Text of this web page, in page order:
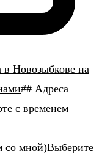
в Новозыбкове на
## Адреса
с временем
со мной)Выберите